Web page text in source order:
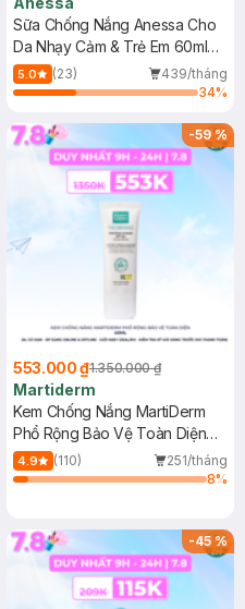
Sữa Chống Nắng Anessa Cho
Da Nhạy Cảm & Trẻ Em 60ml
(Mới)
5.0 (23)
439/tháng
34%
-59%
553.000 ₫1.350.000 ₫
Martiderm
Kem Chống Nắng MartiDerm
Phổ Rộng Bảo Vệ Toàn Diện
40ml
4.9 (110)
251/tháng
8%
-45%